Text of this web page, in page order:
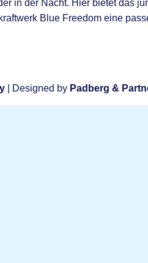
in der Nacht. Hier bietet das
Blue Freedom eine
| Designed by Padberg &